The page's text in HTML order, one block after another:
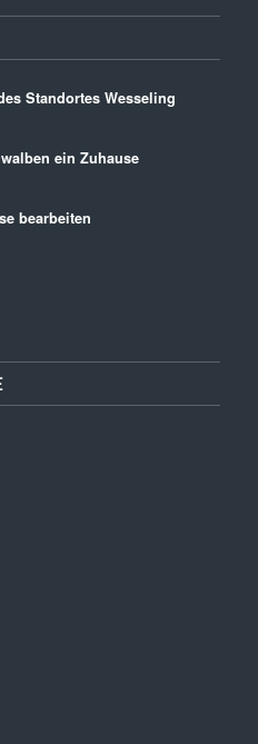
Standortes Wesseling
ein Zuhause
bearbeiten